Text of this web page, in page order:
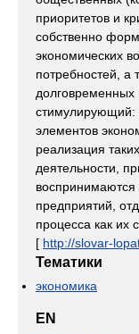
приоритетов и
собственно
экономических
потребностей, а
стимулирующий:
элементов
реализация
деятельности,
воспринимаются
предприятий,
процесса как их
[ http://slovar-
Тематики
экономика
EN